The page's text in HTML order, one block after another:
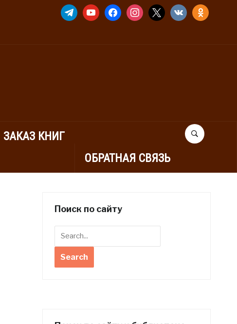
TELEGRAMYOUTUBEFACEBOOKINSTAGRAM
X VKONTAKTE
ЗАКАЗ КНИГ
ОБРАТНАЯ СВЯЗЬ
Поиск по сайту